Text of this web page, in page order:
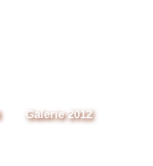
Galerie 2012